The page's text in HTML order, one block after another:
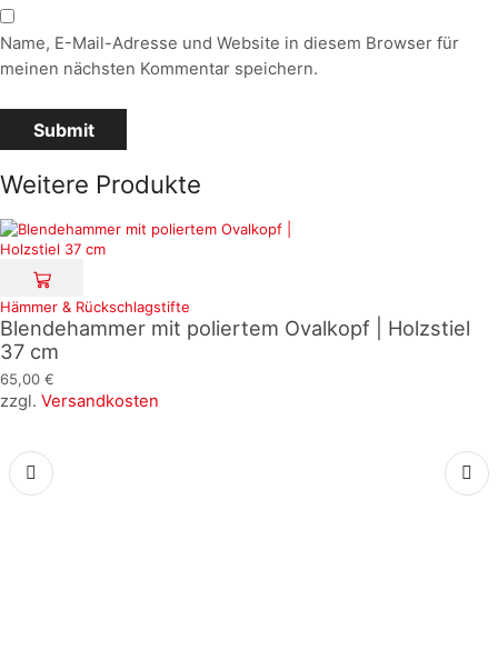
Name, E-Mail-Adresse und Website in diesem Browser für
meinen nächsten Kommentar speichern.
Weitere Produkte
Hämmer & Rückschlagstifte
Blendehammer mit poliertem Ovalkopf | Holzstiel
37 cm
65,00 €
zzgl. Versandkosten